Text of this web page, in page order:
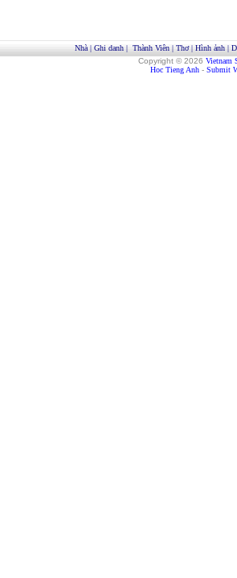
Nhà| Ghi danh| Thành Viên| Thơ| Hình ảnh|
Copyright © 2026 Vietnam
Hoc Tieng Anh - Submit